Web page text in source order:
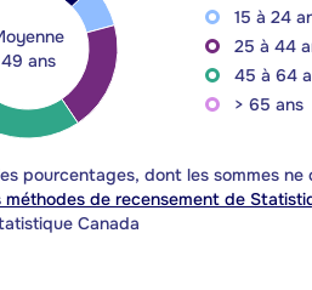
49 ans
15 à 24
25 à 44
45 à 64
> 65 ans
pourcentages, dont les sommes
méthodes de recensement de
Canada